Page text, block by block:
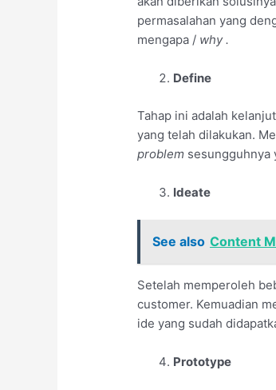
permasalahan yang
mengapa / why .
Define
Tahap ini adalah
yang telah dilakukan.
problem sesungguhnya
Ideate
See also Content
Setelah memperoleh
customer. Kemuadian
ide yang sudah
Prototype